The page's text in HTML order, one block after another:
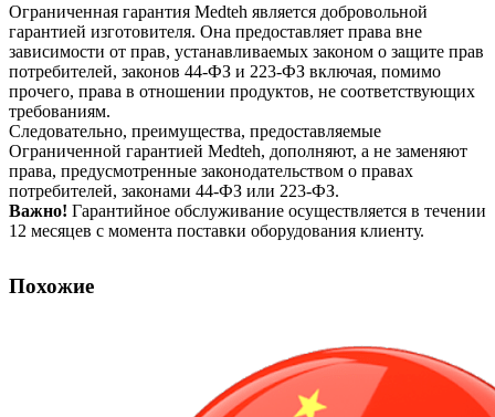
Ограниченная гарантия Medteh является добровольной
гарантией изготовителя. Она предоставляет права вне
зависимости от прав, устанавливаемых законом о защите прав
потребителей, законов 44-ФЗ и 223-ФЗ включая, помимо
прочего, права в отношении продуктов, не соответствующих
требованиям.
Следовательно, преимущества, предоставляемые
Ограниченной гарантией Medteh, дополняют, а не заменяют
права, предусмотренные законодательством о правах
потребителей, законами 44-ФЗ или 223-ФЗ.
Важно! Гарантийное обслуживание осуществляется в течении
12 месяцев с момента поставки оборудования клиенту.
Похожие